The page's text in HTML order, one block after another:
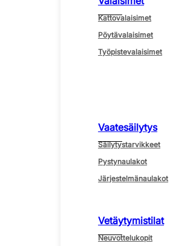
Kattovalaisimet
Pöytävalaisimet
Työpistevalaisimet
Vaatesäilytys
Säilytystarvikkeet
Pystynaulakot
Järjestelmänaulakot
Vetäytymistilat
Neuvottelukopit